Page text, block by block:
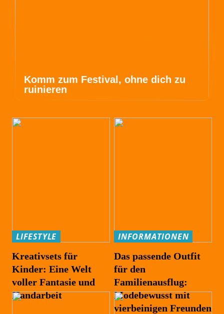
Komm zum Festival, ohne dich zu
ruinieren
LIFESTYLE
Kreativsets für
Kinder: Eine Welt
voller Fantasie und
Handarbeit
INFORMATIONEN
Das passende Outfit
für den
Familienausflug:
Modebewusst mit
vierbeinigen Freunden